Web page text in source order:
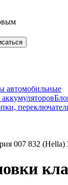
автомобильные
аккумуляторов
007 832 (Hella)